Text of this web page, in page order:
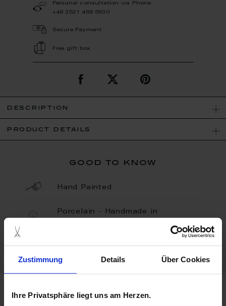
Zustimmung Details Über Cookies
Ihre Privatsphäre liegt uns am Herzen.
Personal consultation via Phone
+49 3521 468 6630
Secure Payment
Free gift box
description
product details
good to know
Hand Painted
Porcelain - Handmade in
Unique
more products from the unique